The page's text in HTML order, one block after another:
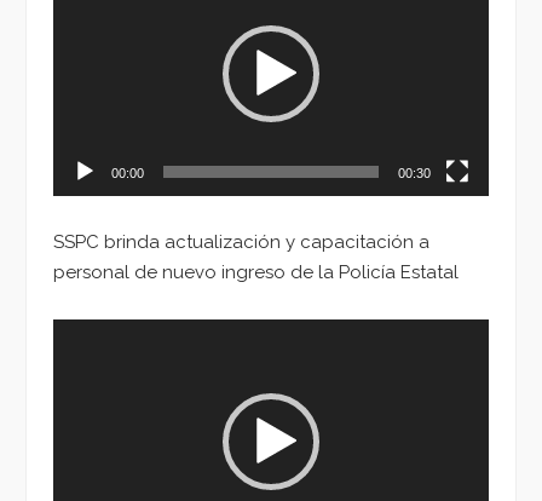
00:00 00:30
SSPC brinda actualización y capacitación a
personal de nuevo ingreso de la Policía Estatal